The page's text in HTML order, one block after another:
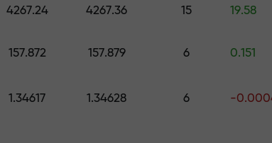
— আমরা আপনার
4267.24 4267.36 15 19.58
157.872 157.879 6 0.151
1.34617 1.34628 6 -